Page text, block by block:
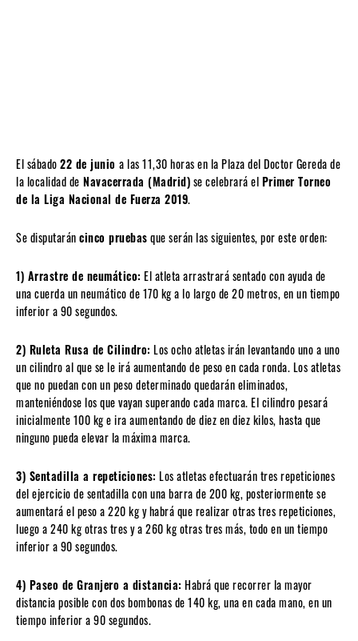
El sábado22 de junio a las 11,30 horas en la Plaza del Doctor Gereda de
la localidad de Navacerrada (Madrid)se celebrará elPrimer Torneo
de la Liga Nacional de Fuerza 2019.
Se disputaráncinco pruebasque serán las siguientes, por este orden:
1) Arrastre de neumático: El atleta arrastrará sentado con ayuda de
una cuerda un neumático de 170 kg a lo largo de 20 metros, en un tiempo
inferior a 90 segundos.
2) Ruleta Rusa de Cilindro: Los ocho atletas irán levantando uno a uno
un cilindro al que se le irá aumentando de peso en cada ronda. Los atletas
que no puedan con un peso determinado quedarán eliminados,
manteniéndose los que vayan superando cada marca. El cilindro pesará
inicialmente 100 kg e ira aumentando de diez en diez kilos, hasta que
ninguno pueda elevar la máxima marca.
3) Sentadilla a repeticiones: Los atletas efectuarán tres repeticiones
del ejercicio de sentadilla con una barra de 200 kg, posteriormente se
aumentará el peso a 220 kg y habrá que realizar otras tres repeticiones,
luego a 240 kg otras tres y a 260 kg otras tres más, todo en un tiempo
inferior a 90 segundos.
4) Paseo de Granjero a distancia: Habrá que recorrer la mayor
distancia posible con dos bombonas de 140 kg, una en cada mano, en un
tiempo inferior a 90 segundos.